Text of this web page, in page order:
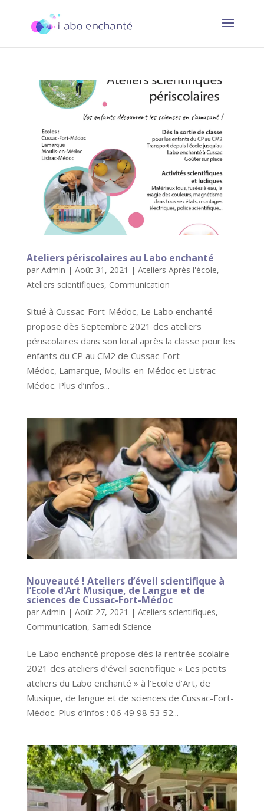
Ateliers périscolaires au Labo enchanté
par Admin | Août 31, 2021 | Ateliers Après l'école,
Ateliers scientifiques, Communication
Situé à Cussac-Fort-Médoc, Le Labo enchanté
propose dès Septembre 2021 des ateliers
périscolaires dans son local après la classe pour les
enfants du CP au CM2 de Cussac-Fort-
Médoc, Lamarque, Moulis-en-Médoc et Listrac-
Médoc. Plus d’infos...
Nouveauté ! Ateliers d’éveil scientifique à
l’Ecole d’Art Musique, de Langue et de
sciences de Cussac-Fort-Médoc
par Admin | Août 27, 2021 | Ateliers scientifiques,
Communication, Samedi Science
Le Labo enchanté propose dès la rentrée scolaire
2021 des ateliers d’éveil scientifique « Les petits
ateliers du Labo enchanté » à l’Ecole d’Art, de
Musique, de langue et de sciences de Cussac-Fort-
Médoc. Plus d’infos : 06 49 98 53 52...